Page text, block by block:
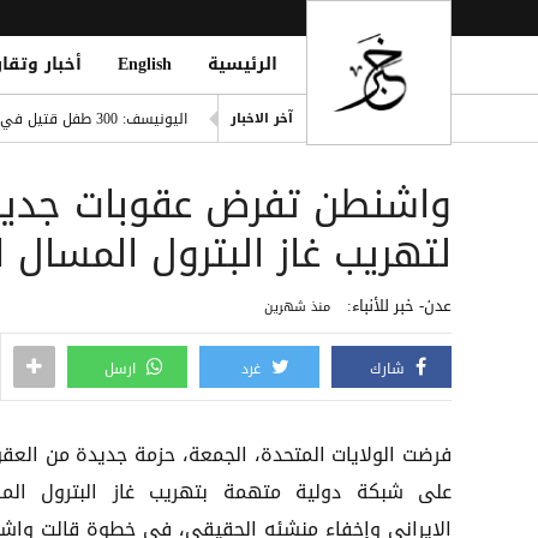
الرئيسية English أخبار
آخر الاخبار
اليونيسف: 300 طفل قتيل في غزة خلال 300 يوم من وقف إطلاق النار
During Friday Prayers
Cloudflare تطلق Kitesurf: متصفح خفيف للوكلاء الأذكياء
صلاح ضمن الأغنى عالمياً..
واشنطن تفرض عقوبات
لتهريب غاز البترول المسال
عدن- خبر للأنباء: منذ شهرين
شارك غرد ارسل
فرضت الولايات المتحدة، الجمعة، حزمة جديدة من
على شبكة دولية متهمة بتهريب غاز البترول
الإيراني وإخفاء منشئه الحقيقي، في خطوة قالت